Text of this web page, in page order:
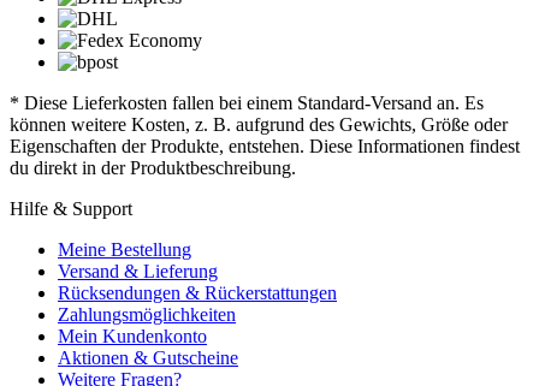
* Diese Lieferkosten fallen bei einem Standard-Versand an. Es
können weitere Kosten, z. B. aufgrund des Gewichts, Größe oder
Eigenschaften der Produkte, entstehen. Diese Informationen findest
du direkt in der Produktbeschreibung.
Hilfe & Support
Meine Bestellung
Versand & Lieferung
Rücksendungen & Rückerstattungen
Zahlungsmöglichkeiten
Mein Kundenkonto
Aktionen & Gutscheine
Weitere Fragen?